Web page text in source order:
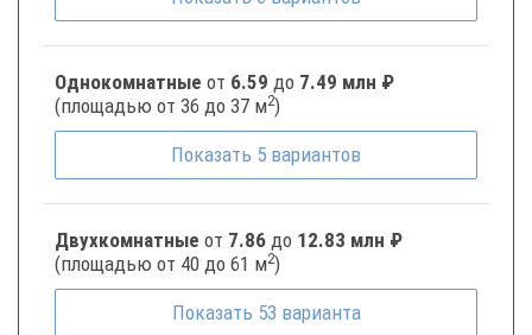
Однокомнатные от 6.59 до 7.49 млн ₽
(площадью от 36 до 37 м2)
Показать 5 вариантов
Двухкомнатные от 7.86 до 12.83 млн ₽
(площадью от 40 до 61 м2)
Показать 53 варианта